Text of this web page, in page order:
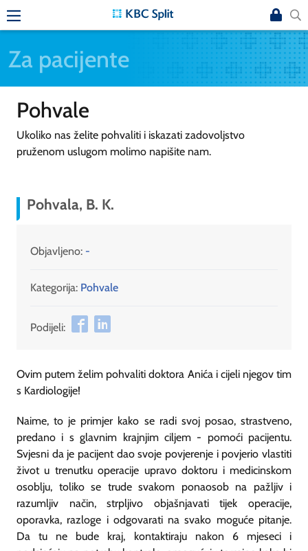
Za pacijente
Pohvale
Ukoliko nas želite pohvaliti i iskazati zadovoljstvo
pruženom uslugom molimo napišite nam.
Pohvala, B. K.
Objavljeno: -
Kategorija: Pohvale
Podijeli:
Ovim putem želim pohvaliti doktora Anića i cijeli njegov tim
s Kardiologije!
Naime, to je primjer kako se radi svoj posao, strastveno,
predano i s glavnim krajnjim ciljem - pomoći pacijentu.
Svjesni da je pacijent dao svoje povjerenje i povjerio vlastiti
život u trenutku operacije upravo doktoru i medicinskom
osoblju, toliko se trude svakom ponaosob na pažljiv i
razumljiv način, strpljivo objašnjavati tijek operacije,
oporavka, razloge i odgovarati na svako moguće pitanje.
Da tu ne bude kraj, kontaktiraju nakon 6 mjeseci i